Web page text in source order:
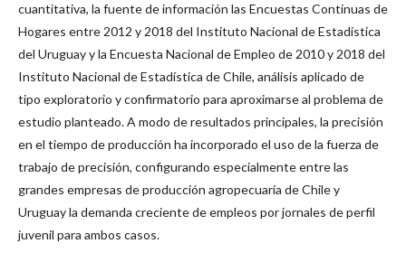
cuantitativa, la fuente de información las Encuestas Continuas de
Hogares entre 2012 y 2018 del Instituto Nacional de Estadística
del Uruguay y la Encuesta Nacional de Empleo de 2010 y 2018 del
Instituto Nacional de Estadística de Chile, análisis aplicado de
tipo exploratorio y confirmatorio para aproximarse al problema de
estudio planteado. A modo de resultados principales, la precisión
en el tiempo de producción ha incorporado el uso de la fuerza de
trabajo de precisión, configurando especialmente entre las
grandes empresas de producción agropecuaria de Chile y
Uruguay la demanda creciente de empleos por jornales de perfil
juvenil para ambos casos.